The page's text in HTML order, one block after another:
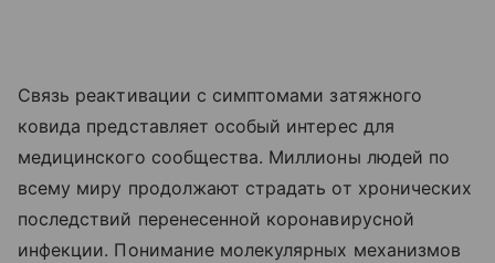
Связь реактивации с симптомами затяжного
ковида представляет особый интерес для
медицинского сообщества. Миллионы людей по
всему миру продолжают страдать от хронических
последствий перенесенной коронавирусной
инфекции. Понимание молекулярных механизмов